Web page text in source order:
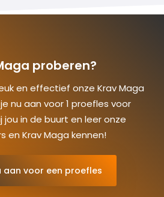
proberen?
en effectief onze Krav Maga
nu aan voor 1 proefles voor
jou in de buurt en leer onze
en Krav Maga kennen!
aan voor een proefles